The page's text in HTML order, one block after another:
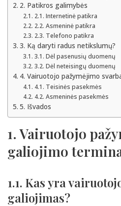
2. Patikros galimybės
2.1. Internetinė patikra
2.2. Asmeninė patikra
2.3. Telefono patikra
3. Ką daryti radus netikslumų?
3.1. Dėl pasenusių duomenų
3.2. Dėl neteisingų duomenų
4. Vairuotojo pažymėjimo
4.1. Teisinės pasekmės
4.2. Asmeninės pasekmės
5. Išvados
1. Vairuotojo
galiojimo
1.1. Kas yra
galiojimas?